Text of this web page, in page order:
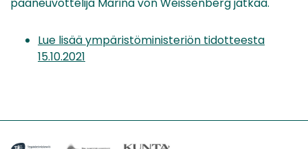
Lue lisää ympäristöministeriön tidotteesta
15.10.2021